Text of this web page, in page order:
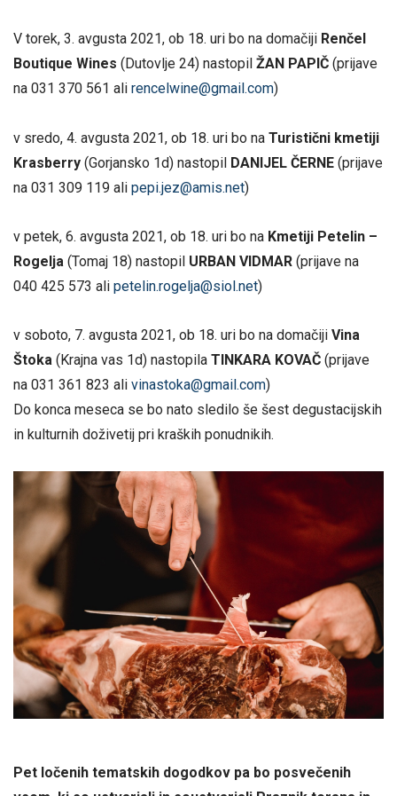
V torek, 3. avgusta 2021, ob 18. uri bo na domačiji Renčel
Boutique Wines (Dutovlje 24) nastopil ŽAN PAPIČ (prijave
na 031 370 561 ali rencelwine@gmail.com)
v sredo, 4. avgusta 2021, ob 18. uri bo na Turistični kmetiji
Krasberry (Gorjansko 1d) nastopil DANIJEL ČERNE (prijave
na 031 309 119 ali pepi.jez@amis.net)
v petek, 6. avgusta 2021, ob 18. uri bo na Kmetiji Petelin –
Rogelja (Tomaj 18) nastopil URBAN VIDMAR (prijave na
040 425 573 ali petelin.rogelja@siol.net)
v soboto, 7. avgusta 2021, ob 18. uri bo na domačiji Vina
Štoka (Krajna vas 1d) nastopila TINKARA KOVAČ (prijave
na 031 361 823 ali vinastoka@gmail.com)
Do konca meseca se bo nato sledilo še šest degustacijskih
in kulturnih doživetij pri kraških ponudnikih.
Pet ločenih tematskih dogodkov pa bo posvečenih